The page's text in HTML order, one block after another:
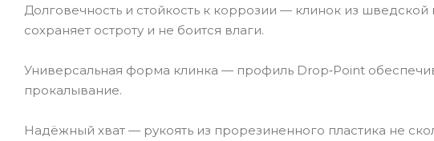
Долговечность и стойкость к коррозии — клинок из
сохраняет остроту и не боится влаги.
Универсальная форма клинка — профиль Drop‑Point
прокалывание.
Надёжный хват — рукоять из прорезиненного пластика не